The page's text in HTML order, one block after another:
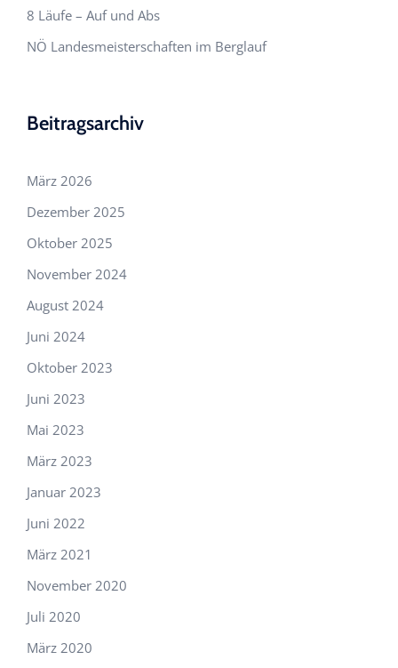
8 Läufe – Auf und Abs
NÖ Landesmeisterschaften im Berglauf
Beitragsarchiv
März 2026
Dezember 2025
Oktober 2025
November 2024
August 2024
Juni 2024
Oktober 2023
Juni 2023
Mai 2023
März 2023
Januar 2023
Juni 2022
März 2021
November 2020
Juli 2020
März 2020